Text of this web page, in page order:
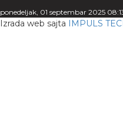
ponedeljak, 01 septembar 2025
Izrada web sajta IMPULS